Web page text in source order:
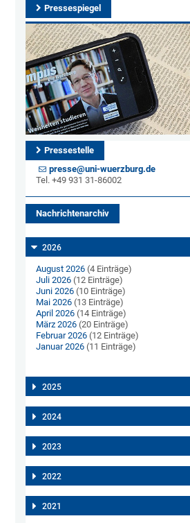
Pressespiegel
Pressestelle
presse@uni-wuerzburg.de
Tel. +49 931 31-86002
Nachrichtenarchiv
2026
August 2026 (4 Einträge)
Juli 2026 (12 Einträge)
Juni 2026 (10 Einträge)
Mai 2026 (13 Einträge)
April 2026 (14 Einträge)
März 2026 (20 Einträge)
Februar 2026 (12 Einträge)
Januar 2026 (11 Einträge)
2025
2024
2023
2022
2021